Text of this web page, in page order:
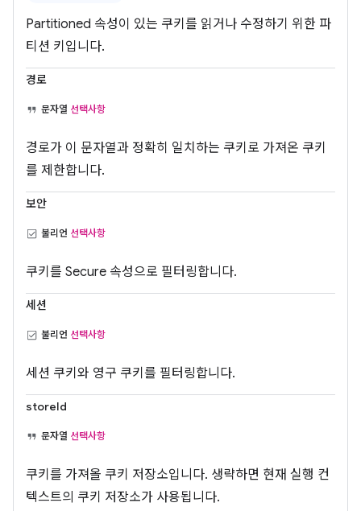
Partitioned 속성이 있는 쿠키를 읽거나 수정하기 위한 파
티션 키입니다.
경로
문자열 선택사항
경로가 이 문자열과 정확히 일치하는 쿠키로 가져온 쿠키
를 제한합니다.
보안
불리언 선택사항
쿠키를 Secure 속성으로 필터링합니다.
세션
불리언 선택사항
세션 쿠키와 영구 쿠키를 필터링합니다.
storeId
문자열 선택사항
쿠키를 가져올 쿠키 저장소입니다. 생략하면 현재 실행 컨
텍스트의 쿠키 저장소가 사용됩니다.